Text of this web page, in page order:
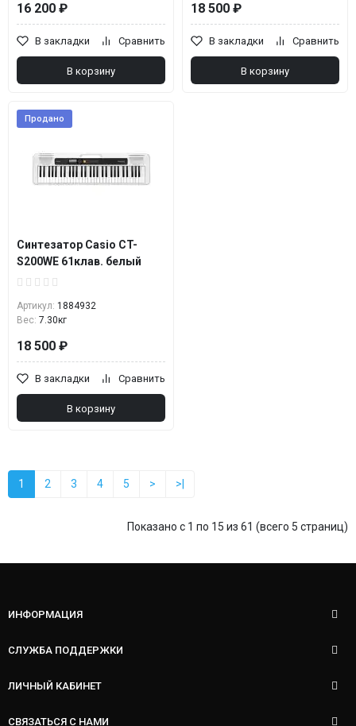
16 200 ₽
В закладки Сравнить
В корзину
18 500 ₽
В закладки Сравнить
В корзину
Продано
Синтезатор Casio CT-
S200WE 61клав. белый
Артикул: 1884932
Вес: 7.30кг
18 500 ₽
В закладки Сравнить
В корзину
1 2 3 4 5 > >|
Показано с 1 по 15 из 61 (всего 5 страниц)
ИНФОРМАЦИЯ
СЛУЖБА ПОДДЕРЖКИ
ЛИЧНЫЙ КАБИНЕТ
СВЯЗАТЬСЯ С НАМИ